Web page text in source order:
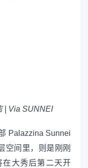
| Via SUNNEI
Palazzina Sunnei
空间里，则是刚刚
大秀后第二天开